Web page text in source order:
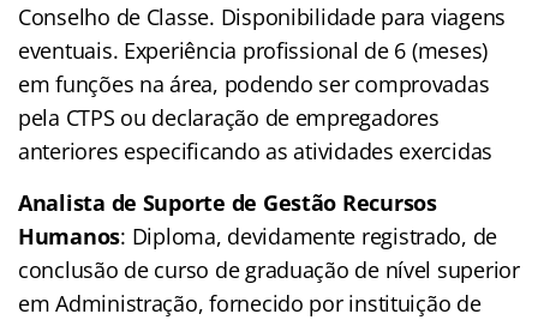
Conselho de Classe. Disponibilidade para viagens
eventuais. Experiência profissional de 6 (meses)
em funções na área, podendo ser comprovadas
pela CTPS ou declaração de empregadores
anteriores especificando as atividades exercidas
Analista de Suporte de Gestão Recursos
Humanos: Diploma, devidamente registrado, de
conclusão de curso de graduação de nível superior
em Administração, fornecido por instituição de